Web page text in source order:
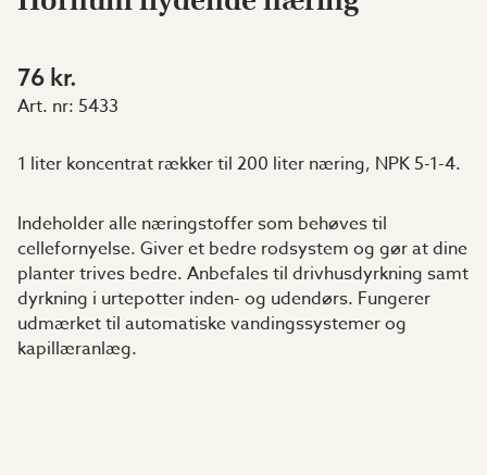
76 kr.
Art. nr: 5433
1 liter koncentrat rækker til 200 liter næring, NPK 5-1-4.
Indeholder alle næringstoffer som behøves til
cellefornyelse. Giver et bedre rodsystem og gør at dine
planter trives bedre. Anbefales til drivhusdyrkning samt
dyrkning i urtepotter inden- og udendørs. Fungerer
udmærket til automatiske vandingssystemer og
kapillæranlæg.